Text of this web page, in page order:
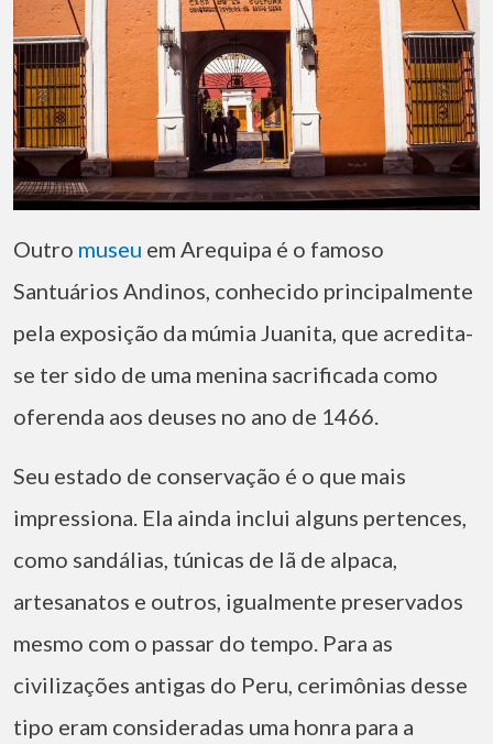
Outro museu em Arequipa é o famoso
Santuários Andinos, conhecido principalmente
pela exposição da múmia Juanita, que acredita-
se ter sido de uma menina sacrificada como
oferenda aos deuses no ano de 1466.
Seu estado de conservação é o que mais
impressiona. Ela ainda inclui alguns pertences,
como sandálias, túnicas de lã de alpaca,
artesanatos e outros, igualmente preservados
mesmo com o passar do tempo. Para as
civilizações antigas do Peru, cerimônias desse
tipo eram consideradas uma honra para a